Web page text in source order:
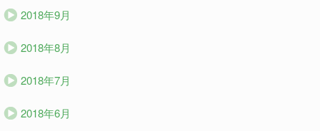
2018年9月
2018年8月
2018年7月
2018年6月